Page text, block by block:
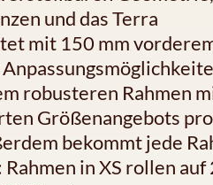
und das Terra
mit 150 mm
robusteren Rahmen
Größenangebots
bekommt jede
in XS rollen